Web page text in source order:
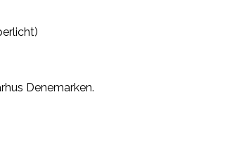
Denemarken.